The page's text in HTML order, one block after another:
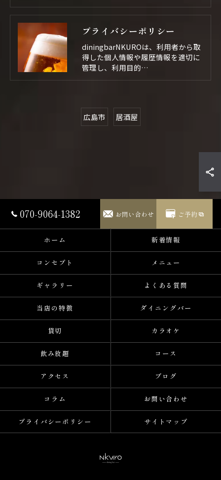
プライバシーポリシー
diningbarNKUROは、利用者から取
得した個人情報や履歴情報を適切に
管理し、利用目的…
広島市 居酒屋
070-9064-1382 お問い合わせ ご予約
ホーム 新着情報
コンセプト メニュー
ギャラリー よくある質問
当店の特徴 ダイニングバー
貸切 カラオケ
飲み放題 コース
アクセス ブログ
コラム お問い合わせ
プライバシーポリシー サイトマップ